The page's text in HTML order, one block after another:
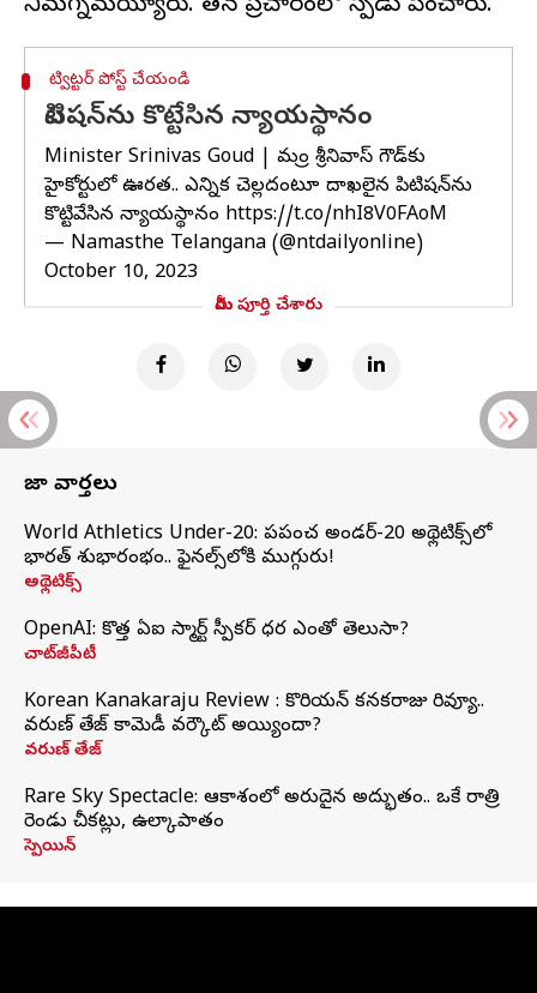
ట్విట్టర్ పోస్ట్ చేయండి
పిటిషన్‌ను కొట్టేసిన న్యాయస్థానం
Minister Srinivas Goud | మంత్రి శ్రీనివాస్‌ గౌడ్‌కు
హైకోర్టులో ఊరత.. ఎన్నిక చెల్లదంటూ దాఖలైన పిటిషన్‌ను
కొట్టివేసిన న్యాయస్థానం https://t.co/nhI8V0FAoM
— Namasthe Telangana (@ntdailyonline)
October 10, 2023
మీరు పూర్తి చేశారు
తాజా వార్తలు
World Athletics Under-20: ప్రపంచ అండర్-20 అథ్లెటిక్స్‌లో
భారత్‌ శుభారంభం.. ఫైనల్స్‌లోకి ముగ్గురు!
అథ్లెటిక్స్
OpenAI: కొత్త ఏఐ స్మార్ట్ స్పీకర్ ధర ఎంతో తెలుసా?
చాట్‌జీపీటీ
Korean Kanakaraju Review : కొరియన్ కనకరాజు రివ్యూ..
వరుణ్ తేజ్ కామెడీ వర్కౌట్ అయ్యిందా?
వరుణ్ తేజ్
Rare Sky Spectacle: ఆకాశంలో అరుదైన అద్భుతం.. ఒకే రాత్రి
రెండు చీకట్లు, ఉల్కాపాతం
స్పెయిన్